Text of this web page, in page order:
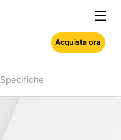
Specifiche
Acquista ora